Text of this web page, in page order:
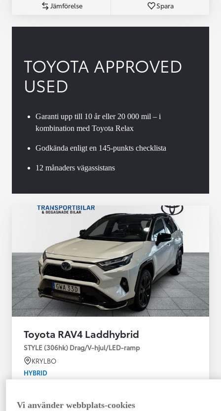
Jämförelse Spara
TOYOTA APPROVED
USED
Garanti upp till 10 år eller 20 000 mil – i
kombination med Toyota Relax
Godkända enligt en 145-punkts checklista
12 månaders vägassistans
Toyota RAV4 Laddhybrid
STYLE (306hk) Drag/V-hjul/LED-ramp
KRYLBO
HYBRID
09-2023
Vi använder webbplats-cookies